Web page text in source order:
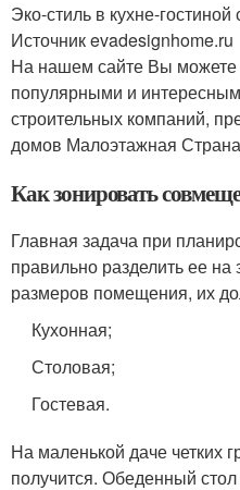
Эко-стиль в кухне-
Источник evadesignhome.ru
На нашем сайте Вы можете
популярными и
строительных компаний,
домов Малоэтажная
Как зонировать
Главная задача при
правильно разделить ее
размеров помещения, их
Кухонная;
Столовая;
Гостевая.
На маленькой даче четких
получится. Обеденный